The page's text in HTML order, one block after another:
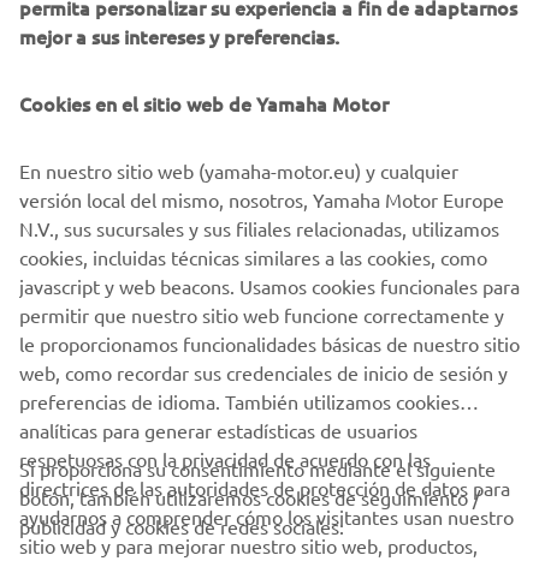
CORPORATIVO
permita personalizar su experiencia a fin de adaptarnos
mejor a sus intereses y preferencias.
Cookies en el sitio web de Yamaha Motor
En nuestro sitio web (yamaha-motor.eu) y cualquier
versión local del mismo, nosotros, Yamaha Motor Europe
N.V., sus sucursales y sus filiales relacionadas, utilizamos
cookies, incluidas técnicas similares a las cookies, como
javascript y web beacons. Usamos cookies funcionales para
permitir que nuestro sitio web funcione correctamente y
le proporcionamos funcionalidades básicas de nuestro sitio
web, como recordar sus credenciales de inicio de sesión y
preferencias de idioma. También utilizamos cookies
analíticas para generar estadísticas de usuarios
respetuosas con la privacidad de acuerdo con las
directrices de las autoridades de protección de datos para
ayudarnos a comprender cómo los visitantes usan nuestro
sitio web y para mejorar nuestro sitio web, productos,
Si proporciona su consentimiento mediante el siguiente
botón, también utilizaremos cookies de seguimiento /
publicidad y cookies de redes sociales: